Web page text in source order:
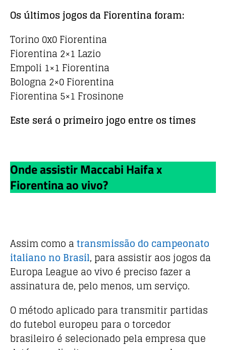
Os últimos jogos da Fiorentina foram:
Torino 0x0 Fiorentina
Fiorentina 2×1 Lazio
Empoli 1×1 Fiorentina
Bologna 2×0 Fiorentina
Fiorentina 5×1 Frosinone
Este será o primeiro jogo entre os times
Onde assistir Maccabi Haifa x
Fiorentina ao vivo?
Assim como atransmissão do campeonato
italiano no Brasil, para assistir aos jogos da
Europa League ao vivo é preciso fazer a
assinatura de, pelo menos, um serviço.
O método aplicado para transmitir partidas
do futebol europeu para o torcedor
brasileiro é selecionado pela empresa que